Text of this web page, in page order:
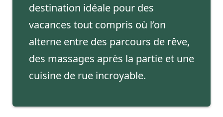
destination idéale pour des
vacances tout compris où l’on
alterne entre des parcours de rêve,
des massages après la partie et une
cuisine de rue incroyable.